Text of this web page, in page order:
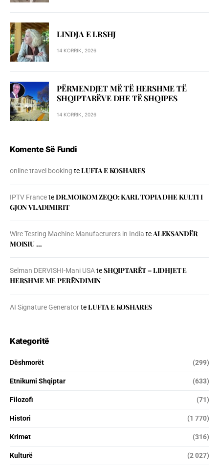
LINDJA E LRSHJ
14 KORRIK, 2026
PËRMENDJET MË TË HERSHME TË
SHQIPTARËVE DHE TË SHQIPES
14 KORRIK, 2026
Komente Së Fundi
online travel booking teLUFTA E KOSHARES
IPTV FranceteDR.MOIKOM ZEQO: KARL TOPIA DHE KULTI I
GJON VLADIMIRIT
Wire Testing Machine Manufacturers in India teALEKSANDËR
MOISIU …
Selman DERVISHI-Mani USAteSHQIPTARËT – LIDHJET E
HERSHME ME PERËNDIMIN
AI Signature GeneratorteLUFTA E KOSHARES
Kategoritë
Dëshmorët (299)
Etnikumi Shqiptar (633)
Filozofi (71)
Histori (1 770)
Krimet (316)
Kulturë (2 027)